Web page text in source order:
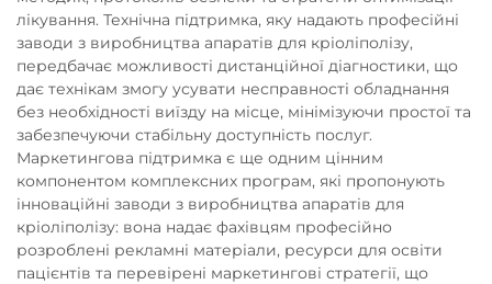
лікування. Технічна підтримка, яку надають професійні
заводи з виробництва апаратів для кріоліполізу,
передбачає можливості дистанційної діагностики, що
дає технікам змогу усувати несправності обладнання
без необхідності виїзду на місце, мінімізуючи простої та
забезпечуючи стабільну доступність послуг.
Маркетингова підтримка є ще одним цінним
компонентом комплексних програм, які пропонують
інноваційні заводи з виробництва апаратів для
кріоліполізу: вона надає фахівцям професійно
розроблені рекламні матеріали, ресурси для освіти
пацієнтів та перевірені маркетингові стратегії, що